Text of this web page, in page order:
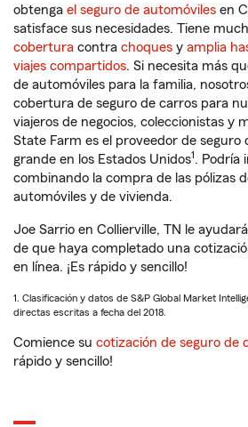
obtenga el seguro de automóviles en
satisface sus necesidades. Tiene
cobertura contra choques y amplia
viajes compartidos. Si necesita más
de automóviles para la familia,
cobertura de seguro de carros para
viajeros de negocios, coleccionistas y
State Farm es el proveedor de seguro
grande en los Estados Unidos1 . Podría
combinando la compra de las pólizas
automóviles y de vivienda.
Joe Sarrio en Collierville, TN le
de que haya completado una
en línea. ¡Es rápido y sencillo!
1. Clasificación y datos de S&P Global Market
directas escritas a fecha del 2018.
Comience su cotización de seguro de
rápido y sencillo!